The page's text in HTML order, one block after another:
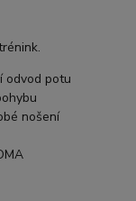
odvod potu
nošení